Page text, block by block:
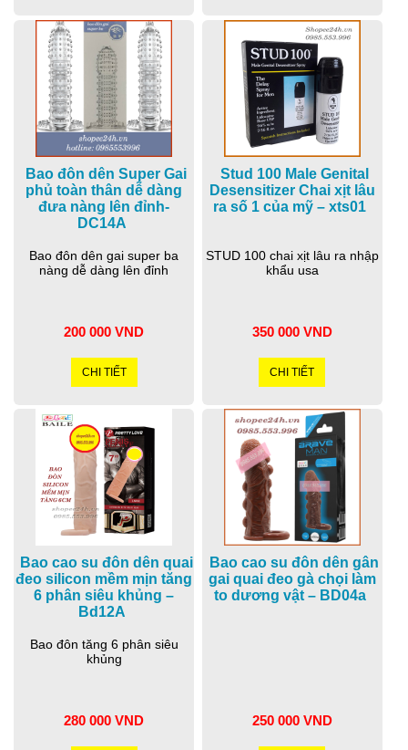
Bao đôn dên Super Gai
phủ toàn thân dễ dàng
đưa nàng lên đỉnh-
DC14A
Bao đôn dên gai super ba
nàng dễ dàng lên đỉnh
200 000 VND
CHI TIẾT
Stud 100 Male Genital
Desensitizer Chai xịt lâu
ra số 1 của mỹ – xts01
STUD 100 chai xịt lâu ra nhập
khẩu usa
350 000 VND
CHI TIẾT
Bao cao su đôn dên quai
đeo silicon mềm mịn tăng
6 phân siêu khủng –
Bd12A
Bao đôn tăng 6 phân siêu
khủng
280 000 VND
Bao cao su đôn dên gân
gai quai đeo gà chọi làm
to dương vật – BD04a
250 000 VND